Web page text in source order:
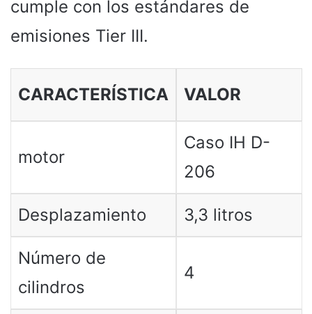
cumple con los estándares de
emisiones Tier III.
CARACTERÍSTICA VALOR
motor
Caso IH D-
206
Desplazamiento 3,3 litros
Número de
cilindros
4